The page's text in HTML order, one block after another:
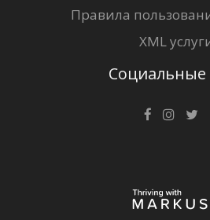
Правила
XML
Социальные